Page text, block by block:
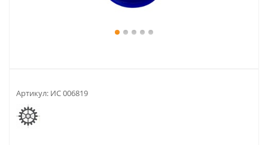
Артикул: ИС 006819